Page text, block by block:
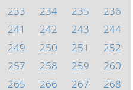
233 234 235
236
241 242 243
244
249 250 251
252
257 258 259
260
265 266 267
268